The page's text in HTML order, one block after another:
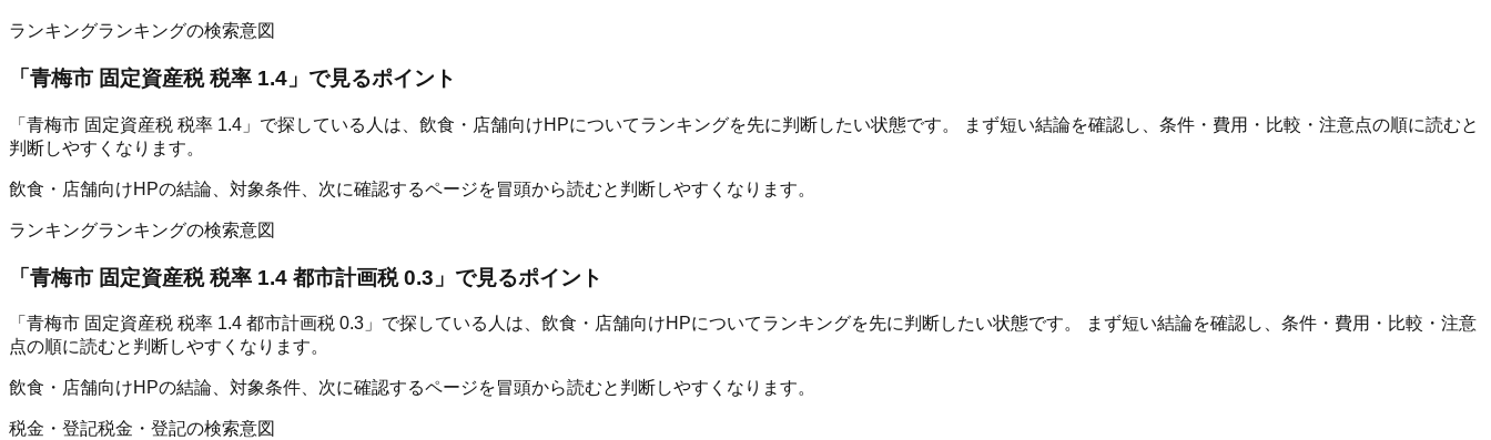
ランキングランキングの検索意図
「 青梅市 固定資産税 税率 1.4 」で見るポイント
「青梅市 固定資産税 税率 1.4」で探している人は、飲食・店舗向けHPについてランキングを先に判断したい状態です。 まず短い結論を確認し、条件・費用・比較・注意点の順に読むと
判断しやすくなります。
飲食・店舗向けHPの結論、対象条件、次に確認するページを冒頭から読むと判断しやすくなります。
ランキングランキングの検索意図
「青梅市 固定資産税 税率 1.4 都市計画税 0.3 」で見るポイント
「青梅市 固定資産税 税率 1.4 都市計画税 0.3」で探している人は、飲食・店舗向けHPについてランキングを先に判断したい状態です。 まず短い結論を確認し、条件・費用・比較・注意
点の順に読むと判断しやすくなります。
飲食・店舗向けHPの結論、対象条件、次に確認するページを冒頭から読むと判断しやすくなります。
税金・登記税金・登記の検索意図